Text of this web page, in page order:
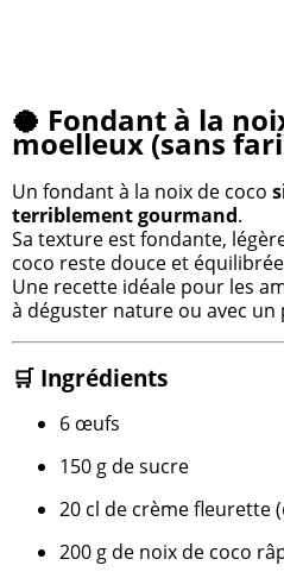
🥥 Fondant à la
moelleux (sans
Un fondant à la noix de coco
terriblement gourmand.
Sa texture est fondante,
coco reste douce et
Une recette idéale pour les
à déguster nature ou avec
🛒 Ingrédients
6 œufs
150 g de sucre
20 cl de crème fleurette
200 g de noix de coco